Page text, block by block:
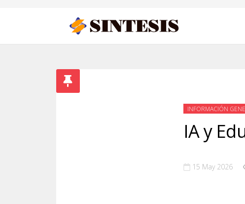
INFORMACIÓN
IA y
15 May 2026